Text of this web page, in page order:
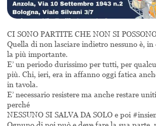
CI SONO PARTITE CHE NON SI
Quella di non lasciare indietro nessuno è, in
la più importante.
E’ un periodo durissimo per tutti, per
più. Chi, ieri, era in affanno oggi fatica
in tavola.
E’ necessario resistere ma anche restare
perché
NESSUNO SI SALVA DA SOLO e poi